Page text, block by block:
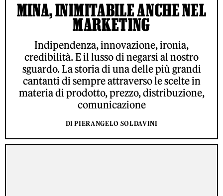
MINA, INIMITABILE ANCHE NEL
MARKETING
Indipendenza, innovazione, ironia,
credibilità. E il lusso di negarsi al nostro
sguardo. La storia di una delle più grandi
cantanti di sempre attraverso le scelte in
materia di prodotto, prezzo, distribuzione,
comunicazione
DI PIERANGELO SOLDAVINI